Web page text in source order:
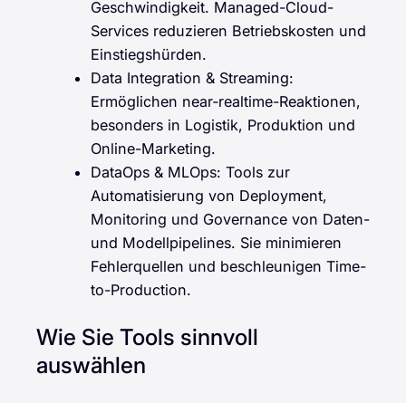
Geschwindigkeit. Managed-Cloud-
Services reduzieren Betriebskosten und
Einstiegshürden.
Data Integration & Streaming:
Ermöglichen near‑realtime-Reaktionen,
besonders in Logistik, Produktion und
Online-Marketing.
DataOps & MLOps: Tools zur
Automatisierung von Deployment,
Monitoring und Governance von Daten-
und Modellpipelines. Sie minimieren
Fehlerquellen und beschleunigen Time-
to-Production.
Wie Sie Tools sinnvoll
auswählen